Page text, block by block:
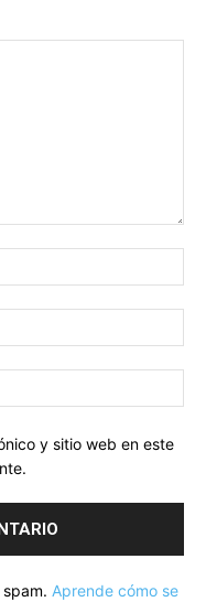
y sitio web en este
Aprende cómo se